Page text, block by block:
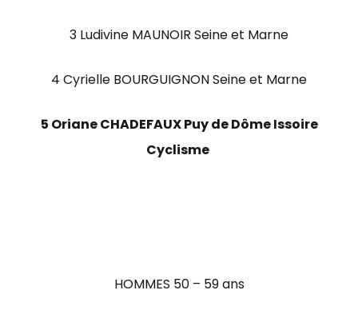
3 Ludivine MAUNOIR Seine et Marne
4 Cyrielle BOURGUIGNON Seine et Marne
5 Oriane CHADEFAUX Puy de Dôme Issoire
Cyclisme
HOMMES 50 – 59 ans